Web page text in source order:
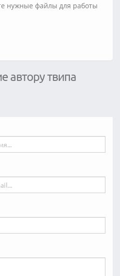
нужные файлы для работы
автору твипа